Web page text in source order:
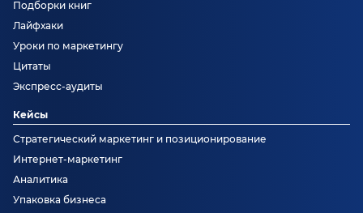
Подборки книг
Лайфхаки
Уроки по маркетингу
Цитаты
Экспресс-аудиты
Кейсы
Стратегический маркетинг и позиционирование
Интернет-маркетинг
Аналитика
Упаковка бизнеса